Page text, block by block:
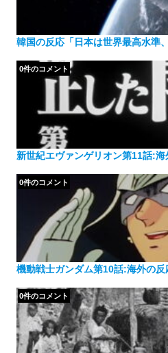
韓国の反応「日本は世界最高水準
新世紀エヴァンゲリオン第11話:
0件のコメント
機動戦士ガンダム第10話:海外の
0件のコメント
0件のコメント